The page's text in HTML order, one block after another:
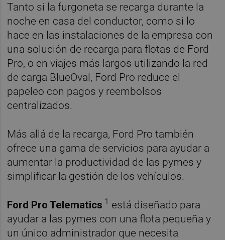
Tanto si la furgoneta se recarga durante la
noche en casa del conductor, como si lo
hace en las instalaciones de la empresa con
una solución de recarga para flotas de Ford
Pro, o en viajes más largos utilizando la red
de carga BlueOval, Ford Pro reduce el
papeleo con pagos y reembolsos
centralizados.
Más allá de la recarga, Ford Pro también
ofrece una gama de servicios para ayudar a
aumentar la productividad de las pymes y
simplificar la gestión de los vehículos.
Ford Pro Telematics 1 está diseñado para
ayudar a las pymes con una flota pequeña y
un único administrador que necesita